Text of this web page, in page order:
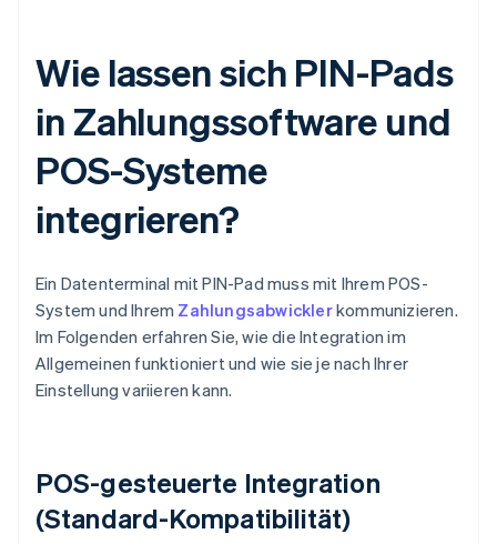
Wie lassen sich PIN-Pads
in Zahlungssoftware und
POS-Systeme
integrieren?
Ein Datenterminal mit PIN-Pad muss mit Ihrem POS-
System und Ihrem Zahlungsabwicklerkommunizieren.
Im Folgenden erfahren Sie, wie die Integration im
Allgemeinen funktioniert und wie sie je nach Ihrer
Einstellung variieren kann.
POS-gesteuerte Integration
(Standard-Kompatibilität)